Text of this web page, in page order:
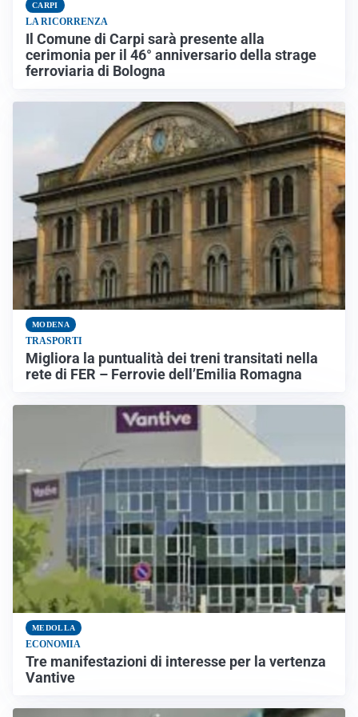
CARPI
LA RICORRENZA
Il Comune di Carpi sarà presente alla
cerimonia per il 46° anniversario della strage
ferroviaria di Bologna
MODENA
TRASPORTI
Migliora la puntualità dei treni transitati nella
rete di FER – Ferrovie dell’Emilia Romagna
MEDOLLA
ECONOMIA
Tre manifestazioni di interesse per la vertenza
Vantive